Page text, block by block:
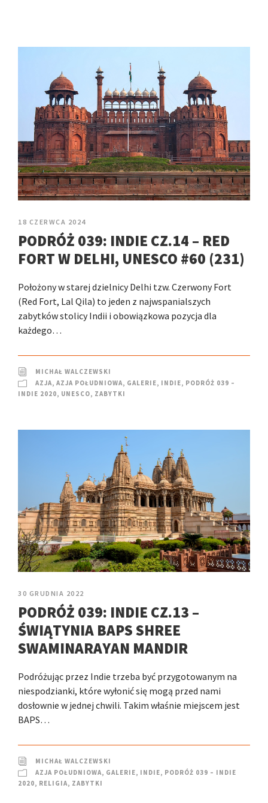
18 CZERWCA 2024
PODRÓŻ 039: INDIE CZ.14 – RED
FORT W DELHI, UNESCO #60 (231)
Położony w starej dzielnicy Delhi tzw. Czerwony Fort
(Red Fort, Lal Qila) to jeden z najwspanialszych
zabytków stolicy Indii i obowiązkowa pozycja dla
każdego…
MICHAŁ WALCZEWSKI
AZJA, AZJA POŁUDNIOWA, GALERIE, INDIE, PODRÓŻ 039 –
INDIE 2020, UNESCO, ZABYTKI
30 GRUDNIA 2022
PODRÓŻ 039: INDIE CZ.13 –
ŚWIĄTYNIA BAPS SHREE
SWAMINARAYAN MANDIR
Podróżując przez Indie trzeba być przygotowanym na
niespodzianki, które wyłonić się mogą przed nami
dosłownie w jednej chwili. Takim właśnie miejscem jest
BAPS…
MICHAŁ WALCZEWSKI
AZJA POŁUDNIOWA, GALERIE, INDIE, PODRÓŻ 039 – INDIE
2020, RELIGIA, ZABYTKI